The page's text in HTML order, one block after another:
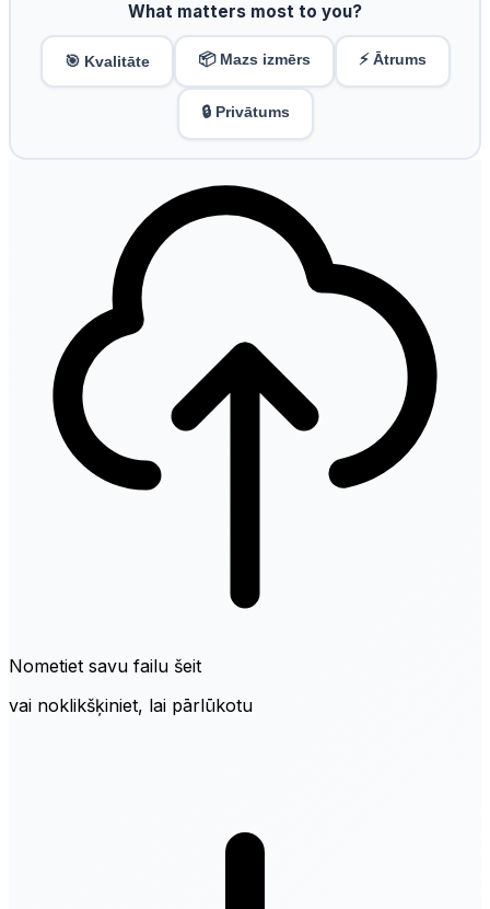
What matters most to you?
🎯 Kvalitāte 📦 Mazs izmērs ⚡ Ātrums
🔒 Privātums
Nometiet savu failu šeit
vai noklikšķiniet, lai pārlūkotu